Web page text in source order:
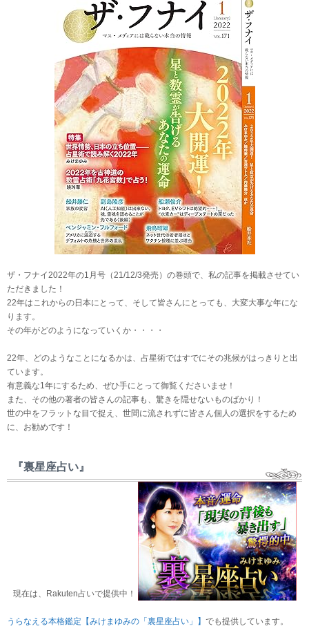
ザ・フナイ2022年の1月号（21/12/3発売）の巻頭で、私の記事を掲載させてい
ただきました！
22年はこれからの日本にとって、そして皆さんにとっても、大変大事な年にな
ります。
その年がどのようになっていくか・・・・
22年、どのようなことになるかは、占星術ではすでにその兆候がはっきりと出
ています。
有意義な1年にするため、ぜひ手にとって御覧くださいませ！
また、その他の著者の皆さんの記事も、驚きを隠せないものばかり！
世の中をフラットな目で捉え、世間に流されずに皆さん個人の選択をするため
に、お勧めです！
『裏星座占い』
現在は、Rakuten占いで提供中！
うらなえる本格鑑定【みけまゆみの「裏星座占い」】 でも提供しています。